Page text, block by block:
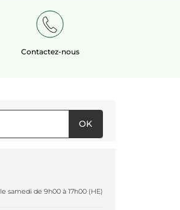
Contactez-nous
OK
samedi de 9h00 à 17h00 (HE)